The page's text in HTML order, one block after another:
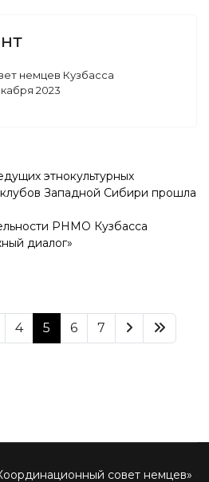
немцев Кузбасса
2023
этнокультурных
Западной Сибири прошла
РНМО Кузбасса
диалог»
4 5 6 7
совет немцев»